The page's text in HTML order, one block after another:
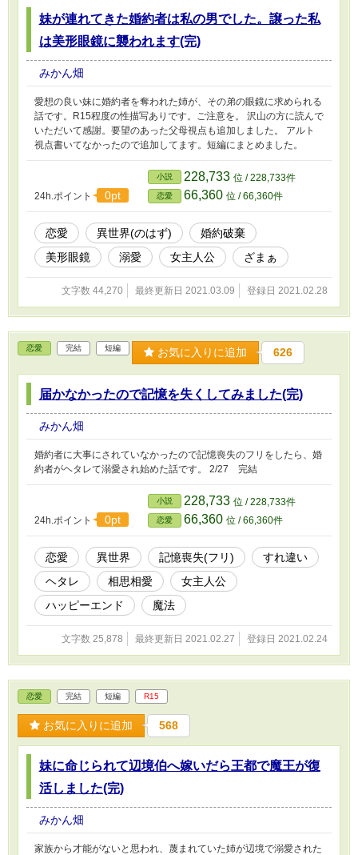
妹が連れてきた婚約者は私の男でした。譲った私
は美形眼鏡に襲われます(完)
みかん畑
愛想の良い妹に婚約者を奪われた姉が、その弟の眼鏡に求められる
話です。R15程度の性描写ありです。ご注意を。 沢山の方に読んで
いただいて感謝。要望のあった父母視点も追加しました。 アルト
視点書いてなかったので追加してます。短編にまとめました。
24h.ポイント 0pt
小説 228,733 位 / 228,733件
恋愛 66,360 位 / 66,360件
恋愛 異世界(のはず)
婚約破棄
美形眼鏡
溺愛 女主人公 ざまぁ
文字数 44,270 最終更新日 2021.03.09 登録日 2021.02.28
恋愛 完結 短編 お気に入りに追加 626
届かなかったので記憶を失くしてみました(完)
みかん畑
婚約者に大事にされていなかったので記憶喪失のフリをしたら、婚
約者がヘタレて溺愛され始めた話です。 2/27 完結
24h.ポイント 0pt
小説 228,733 位 / 228,733件
恋愛 66,360 位 / 66,360件
恋愛 異世界 記憶喪失(フリ)
すれ違い
ヘタレ
相思相愛
女主人公
ハッピーエンド
魔法
文字数 25,878 最終更新日 2021.02.27 登録日 2021.02.24
恋愛 完結 短編 R15
お気に入りに追加 568
妹に命じられて辺境伯へ嫁いだら王都で魔王が復
活しました(完)
みかん畑
家族から才能がないと思われ、蔑まれていた姉が辺境で溺愛された